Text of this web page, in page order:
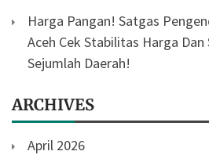
Harga Pangan! Satgas
Aceh Cek Stabilitas Harga Dan
Sejumlah Daerah!
ARCHIVES
April 2026